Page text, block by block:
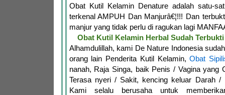
Obat Kutil Kelamin Denature adalah satu-
terkenal AMPUH Dan Manjurâ€¦!!! Dan
manjur yang tidak perlu di ragukan lagi
Obat Kutil Kelamin Herbal Sudah
Alhamdulillah, kami De Nature Indonesia
orang lain Penderita Kutil Kelamin,Obat
nanah, Raja Singa, baik Penis / Vagina yang
Terasa nyeri / Sakit, kencing keluar Darah /
Kami selalu berusaha untuk